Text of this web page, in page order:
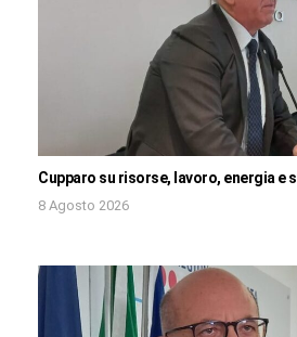
Cupparo su risorse, lavoro, energia e
8 Agosto 2026